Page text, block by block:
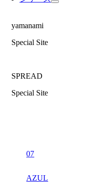
yamanami
Special Site
SPREAD
Special Site
07
AZUL